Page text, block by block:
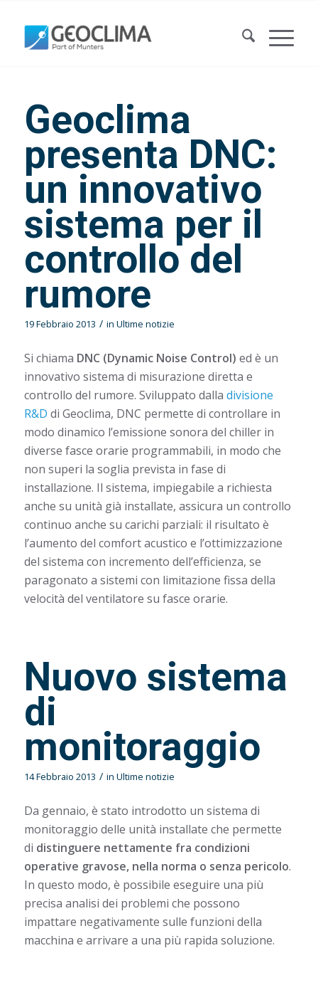
Geoclima
presenta DNC:
un innovativo
sistema per il
controllo del
rumore
19 Febbraio 2013 / in Ultime notizie
Si chiama DNC (Dynamic Noise Control) ed è un
innovativo sistema di misurazione diretta e
controllo del rumore. Sviluppato dalla divisione
R&D di Geoclima, DNC permette di controllare in
modo dinamico l’emissione sonora del chiller in
diverse fasce orarie programmabili, in modo che
non superi la soglia prevista in fase di
installazione. Il sistema, impiegabile a richiesta
anche su unità già installate, assicura un controllo
continuo anche su carichi parziali: il risultato è
l’aumento del comfort acustico e l’ottimizzazione
del sistema con incremento dell’efficienza, se
paragonato a sistemi con limitazione fissa della
velocità del ventilatore su fasce orarie.
Nuovo sistema
di
monitoraggio
14 Febbraio 2013 / in Ultime notizie
Da gennaio, è stato introdotto un sistema di
monitoraggio delle unità installate che permette
di distinguere nettamente fra condizioni
operative gravose, nella norma o senza pericolo.
In questo modo, è possibile eseguire una più
precisa analisi dei problemi che possono
impattare negativamente sulle funzioni della
macchina e arrivare a una più rapida soluzione.